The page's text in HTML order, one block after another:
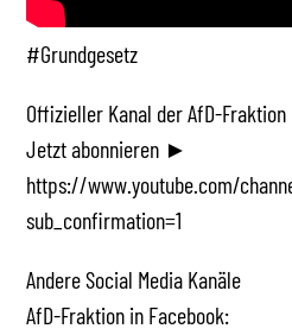
#Grundgesetz
Offizieller Kanal der AfD-
Jetzt abonnieren ►
https://www.youtube.com/
sub_confirmation=1
Andere Social Media Kanäle
AfD-Fraktion in Facebook: